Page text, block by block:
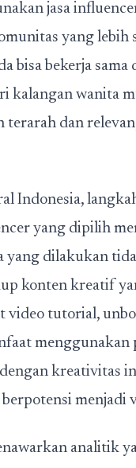
jasa
yang lebih
bisa bekerja sama
wanita
terarah dan
Indonesia,
yang dipilih
yang dilakukan
konten kreatif
video tutorial,
kreativitas
menjadi
analitik